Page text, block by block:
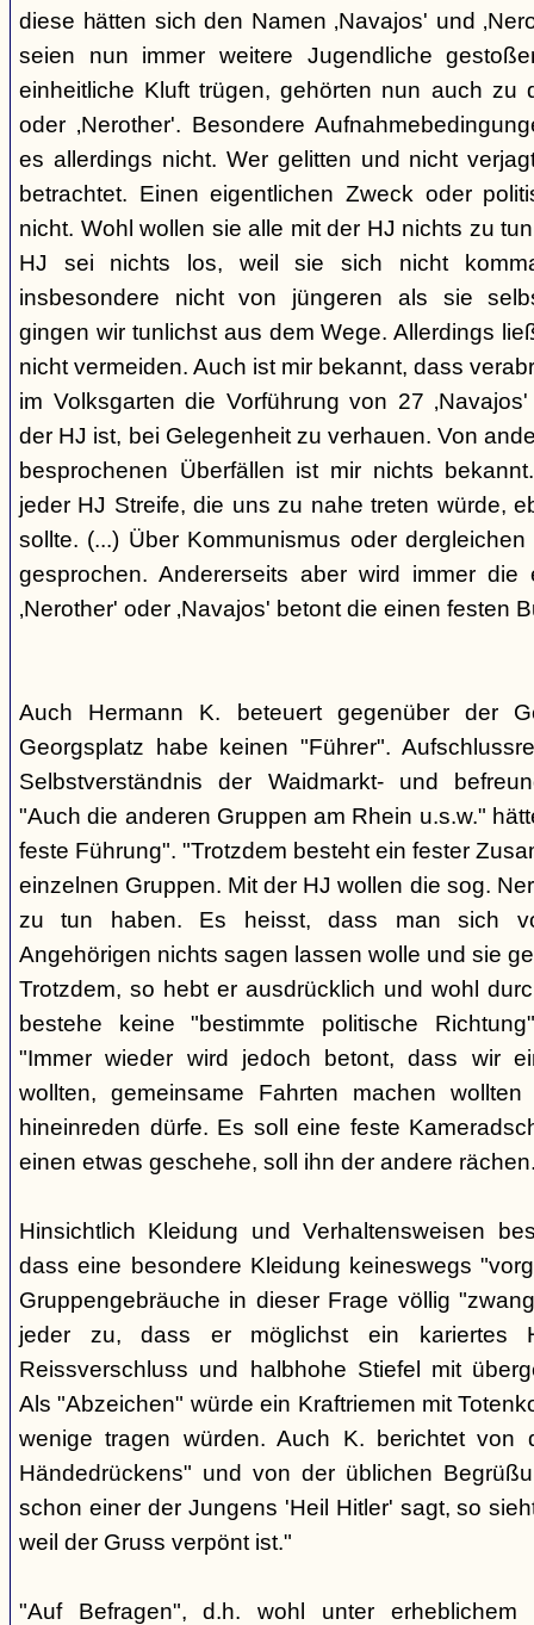
diese hätten sich den Namen ‚Navajos' und
seien nun immer weitere Jugendliche
einheitliche Kluft trügen, gehörten nun auch zu
oder ‚Nerother'. Besondere
es allerdings nicht. Wer gelitten und nicht
betrachtet. Einen eigentlichen Zweck oder
nicht. Wohl wollen sie alle mit der HJ nichts zu
HJ sei nichts los, weil sie sich nicht
insbesondere nicht von jüngeren als sie
gingen wir tunlichst aus dem Wege. Allerdings
nicht vermeiden. Auch ist mir bekannt, dass
im Volksgarten die Vorführung von 27
der HJ ist, bei Gelegenheit zu verhauen. Von
besprochenen Überfällen ist mir nichts
jeder HJ Streife, die uns zu nahe treten würde,
sollte. (...) Über Kommunismus oder
gesprochen. Andererseits aber wird immer die
‚Nerother' oder ‚Navajos' betont die einen festen
Auch Hermann K. beteuert gegenüber der
Georgsplatz habe keinen "Führer".
Selbstverständnis der Waidmarkt- und
"Auch die anderen Gruppen am Rhein u.s.w."
feste Führung". "Trotzdem besteht ein fester
einzelnen Gruppen. Mit der HJ wollen die sog.
zu tun haben. Es heisst, dass man sich
Angehörigen nichts sagen lassen wolle und sie
Trotzdem, so hebt er ausdrücklich und wohl
bestehe keine "bestimmte politische
"Immer wieder wird jedoch betont, dass wir
wollten, gemeinsame Fahrten machen
hineinreden dürfe. Es soll eine feste
einen etwas geschehe, soll ihn der andere
Hinsichtlich Kleidung und Verhaltensweisen
dass eine besondere Kleidung keineswegs
Gruppengebräuche in dieser Frage völlig
jeder zu, dass er möglichst ein kariertes
Reissverschluss und halbhohe Stiefel mit
Als "Abzeichen" würde ein Kraftriemen mit
wenige tragen würden. Auch K. berichtet von
Händedrückens" und von der üblichen
schon einer der Jungens 'Heil Hitler' sagt, so
weil der Gruss verpönt ist."
"Auf Befragen", d.h. wohl unter erheblichem